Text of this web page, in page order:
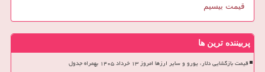
قیمت بیسیم
پربیننده ترین ها
قیمت بازگشایی دلار، یورو و سایر ارزها امروز ۱۳ خرداد ۱۴۰۵ بهمراه جدول